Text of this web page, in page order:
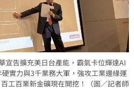
宣告擴充美日台產能，霸氣卡位輝達AI
實力與3千業務大軍，強攻工業邊緣運
工百業新金礦現在開挖！（圖／記者師